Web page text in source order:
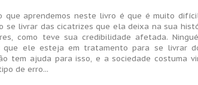
que aprendemos neste livro é que é muito
se livrar das cicatrizes que ela deixa na sua
como teve sua credibilidade afetada.
que ele esteja em tratamento para se livrar
tem ajuda para isso, e a sociedade costuma
de erro...